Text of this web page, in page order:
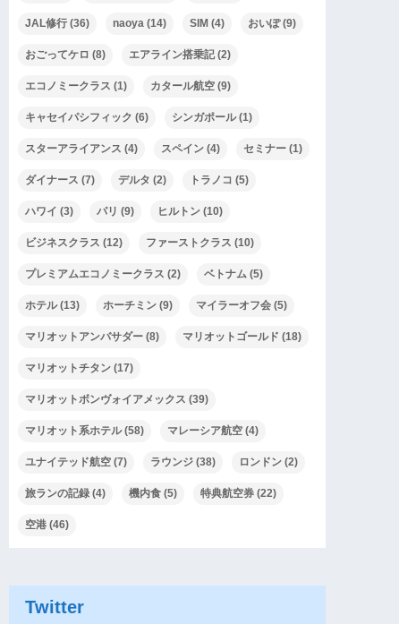
JAL修行 (36) naoya (14) SIM (4) おいぽ(9)
おごってケロ (8) エアライン搭乗記(2)
エコノミークラス (1) カタール航空 (9)
キャセイパシフィック (6) シンガポール(1)
スターアライアンス (4) スペイン (4) セミナー (1)
ダイナース (7) デルタ (2) トラノコ (5)
ハワイ (3) パリ (9) ヒルトン (10)
ビジネスクラス (12) ファーストクラス (10)
プレミアムエコノミークラス (2) ベトナム (5)
ホテル(13) ホーチミン (9) マイラーオフ会 (5)
マリオットアンバサダー (8) マリオットゴールド (18)
マリオットチタン (17)
マリオットボンヴォイアメックス (39)
マリオット系ホテル(58) マレーシア航空 (4)
ユナイテッド航空 (7) ラウンジ (38) ロンドン (2)
旅ランの記録 (4) 機内食 (5) 特典航空券 (22)
空港 (46)
Twitter